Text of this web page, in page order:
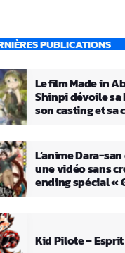
PUBLICATIONS
Le film Made in
Shinpi dévoile
son casting et sa
L’anime Dara-
une vidéo sans
ending spécial «
Kid Pilote –